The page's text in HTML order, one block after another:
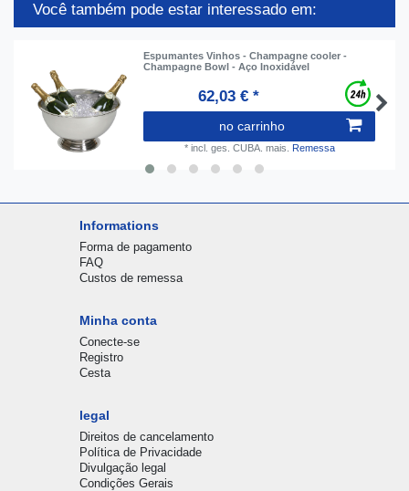
Você também pode estar interessado em:
Espumantes Vinhos - Champagne cooler -
Champagne Bowl - Aço Inoxidável
62,03 € *
no carrinho
* incl. ges. CUBA. mais. Remessa
Informations
Forma de pagamento
FAQ
Custos de remessa
Minha conta
Conecte-se
Registro
Cesta
legal
Direitos de cancelamento
Política de Privacidade
Divulgação legal
Condições Gerais